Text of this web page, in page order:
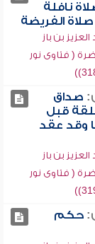
نافلة
الفريضة
بن باز
( فتاوى نور
صداق
قبل
وقد عقد
بن باز
( فتاوى نور
حكم